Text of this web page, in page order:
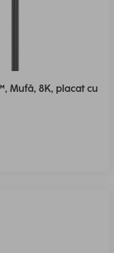
Mufă, 8K, placat cu